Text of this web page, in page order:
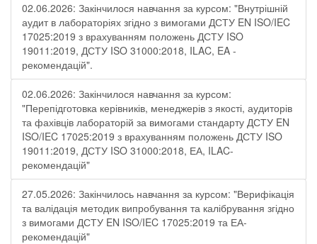
02.06.2026: Закінчилося навчання за курсом: "Внутрішній
аудит в лабораторіях згідно з вимогами ДСТУ EN ISO/IEC
17025:2019 з врахуванням положень ДСТУ ISO
19011:2019, ДСТУ ISO 31000:2018, ILAC, EA -
рекомендацій".
02.06.2026: Закінчилося навчання за курсом:
"Перепідготовка керівників, менеджерів з якості, аудиторів
та фахівців лабораторій за вимогами стандарту ДСТУ EN
ISO/IEC 17025:2019 з врахуванням положень ДСТУ ISO
19011:2019, ДСТУ ISO 31000:2018, ЕА, ILAC-
рекомендацій"
27.05.2026: Закінчилось навчання за курсом: "Верифікація
та валідація методик випробування та калібрування згідно
з вимогами ДСТУ EN ISO/IEC 17025:2019 та ЕА-
рекомендацій"